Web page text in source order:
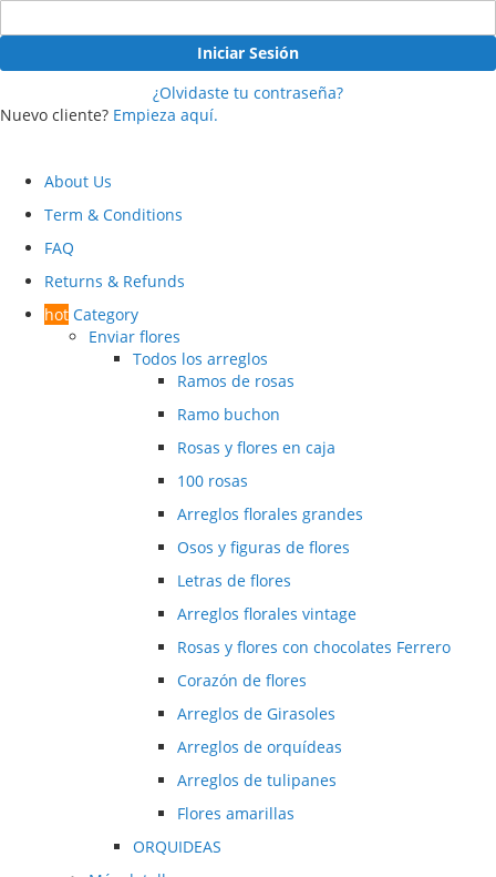
Iniciar Sesión
¿Olvidaste tu contraseña?
Nuevo cliente? Empieza aquí.
About Us
Term & Conditions
FAQ
Returns & Refunds
hot Category
Enviar flores
Todos los arreglos
Ramos de rosas
Ramo buchon
Rosas y flores en caja
100 rosas
Arreglos florales grandes
Osos y figuras de flores
Letras de flores
Arreglos florales vintage
Rosas y flores con chocolates Ferrero
Corazón de flores
Arreglos de Girasoles
Arreglos de orquídeas
Arreglos de tulipanes
Flores amarillas
ORQUIDEAS